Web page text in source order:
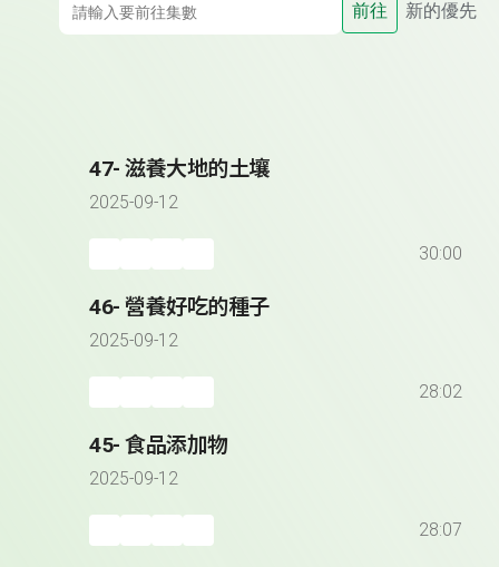
前往 新的優先
47- 滋養大地的土壤
2025-09-12
30:00
46- 營養好吃的種子
2025-09-12
28:02
45- 食品添加物
2025-09-12
28:07